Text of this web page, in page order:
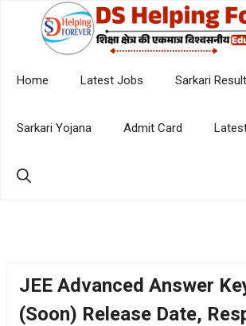
Home Latest Jobs Sarkari Result
Sarkari Yojana Admit Card
JEE Advanced Answer
(Soon) Release Date,